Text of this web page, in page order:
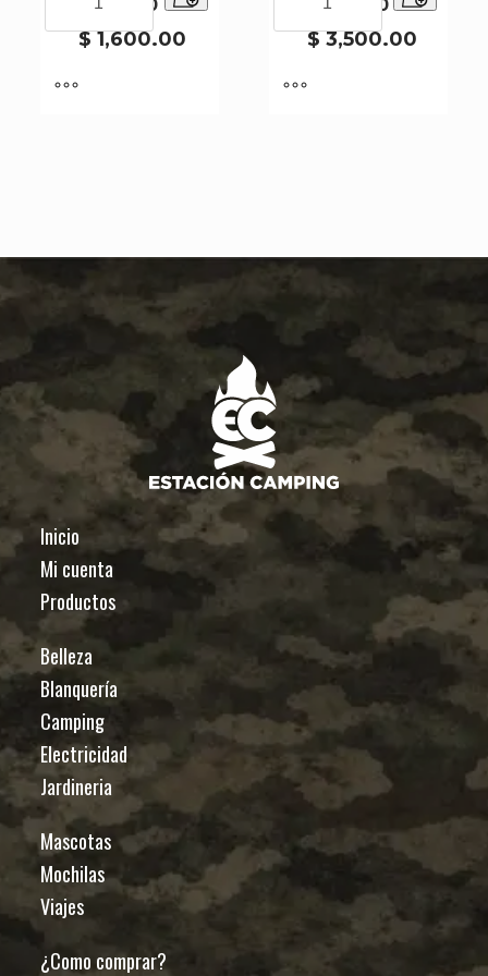
1001-2-10
$1,600.00
PCS
2-
1001-7-50
$3,500.00
PCS
7-
Inicio
Mi cuenta
Productos
Belleza
Blanquería
Camping
Electricidad
Jardineria
Mascotas
Mochilas
Viajes
¿Como comprar?